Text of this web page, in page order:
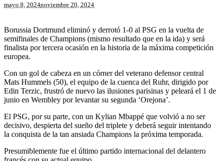
mayo 8, 2024noviembre 20, 2024
Borussia Dortmund eliminó y derrotó 1-0 al PSG en la vuelta de
semifinales de Champions (mismo resultado que en la ida) y será
finalista por tercera ocasión en la historia de la máxima competición
europea.
Con un gol de cabeza en un córner del veterano defensor central
Mats Hummels (50), el equipo de la cuenca del Ruhr, dirigido por
Edin Terzic, frustró de nuevo las ilusiones parisinas y peleará el 1 de
junio en Wembley por levantar su segunda ‘Orejona’.
El PSG, por su parte, con un Kylian Mbappé que volvió a no ser
decisivo, despierta del sueño del triplete y deberá seguir intentando
la conquista de la tan ansiada Champions la próxima temporada.
Presumiblemente fue el último partido internacional del delantero